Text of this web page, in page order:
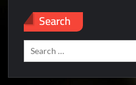
Search